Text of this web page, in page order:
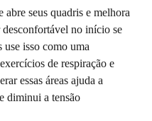
abre seus quadris e melhora
no início se
isso como uma
de respiração e
essas áreas ajuda a
diminui a tensão